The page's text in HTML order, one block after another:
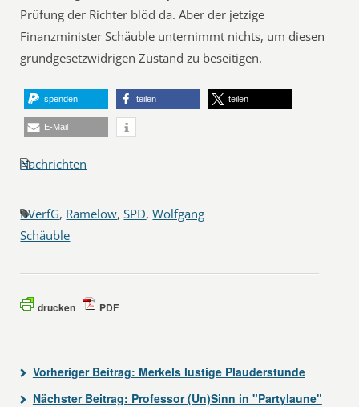
Prüfung der Richter blöd da. Aber der jetzige
Finanzminister Schäuble unternimmt nichts, um diesen
grundgesetzwidrigen Zustand zu beseitigen.
spenden teilen teilen
E-Mail
Nachrichten
BVerfG, Ramelow,SPD,Wolfgang
Schäuble
drucken PDF
Vorheriger Beitrag: Merkels lustige Plauderstunde
Nächster Beitrag: Professor (Un)Sinn in "Partylaune"